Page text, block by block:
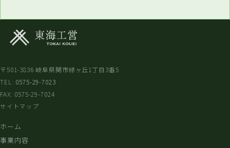
〒501-3836 岐阜県関市緑ヶ丘1丁目3番5
TEL: 0575-29-7023
FAX: 0575-29-7024
サイトマップ
ホーム
事業内容